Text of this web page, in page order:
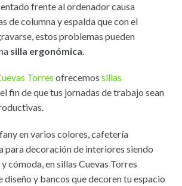
frente al ordenador causa
de columna y espalda que con el
estos problemas pueden
silla ergonómica.
Torres ofrecemos sillas
fin de que tus jornadas de trabajo sean
en varios colores, cafetería
para decoración de interiores siendo
cómoda, en sillas Cuevas Torres
diseño y bancos que decoren tu espacio